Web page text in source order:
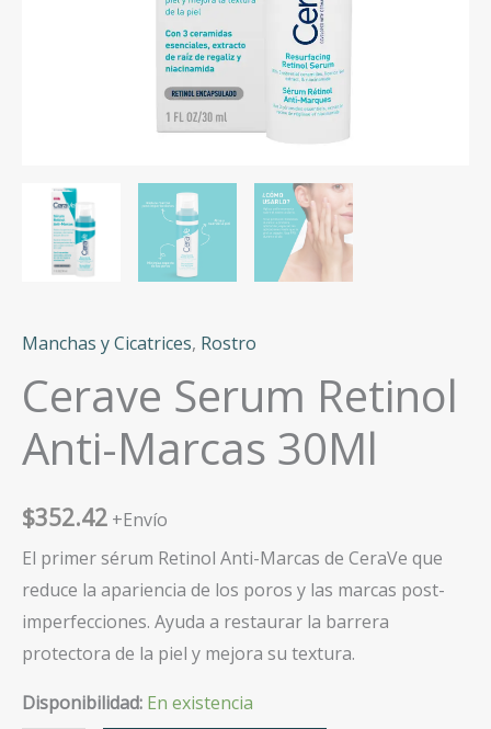
Manchas y Cicatrices, Rostro
Cerave Serum Retinol
Anti-Marcas 30Ml
$352.42 +Envío
El primer sérum Retinol Anti-Marcas de CeraVe que
reduce la apariencia de los poros y las marcas post-
imperfecciones. Ayuda a restaurar la barrera
protectora de la piel y mejora su textura.
Disponibilidad: En existencia